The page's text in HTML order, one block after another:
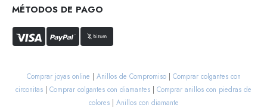
MÉTODOS DE PAGO
Comprar joyas online | Anillos de Compromiso| Comprar colgantes con
circonitas | Comprar colgantes con diamantes | Comprar anillos con piedras de
colores| Anillos con diamante